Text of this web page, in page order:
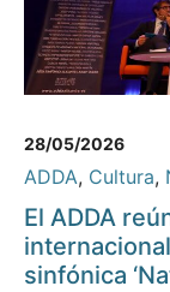
28/05/2026
ADDA, Cultura,
El ADDA
sinfónica